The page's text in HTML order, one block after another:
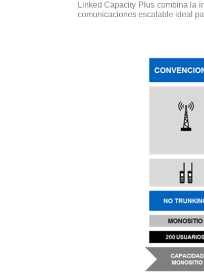
Linked Capacity Plus combina la
comunicaciones escalable ideal